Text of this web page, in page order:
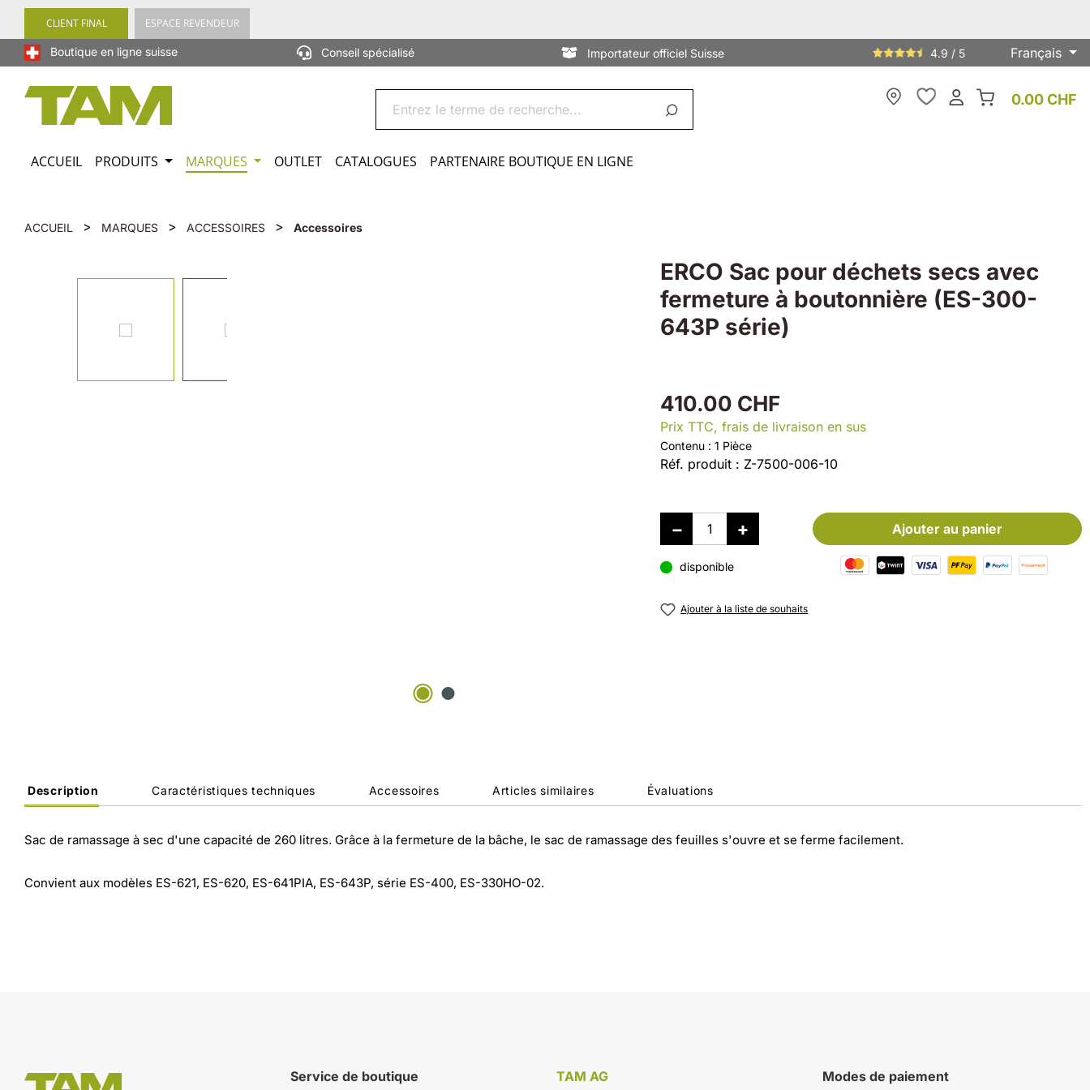
Passer à la navigation principale
CLIENT FINAL ESPACE REVENDEUR
Boutique en ligne suisse Conseil spécialisé Importateur officiel Suisse 4.9 / 5 Français
0.00 CHF
ACCUEIL PRODUITS MARQUES OUTLET CATALOGUES PARTENAIRE BOUTIQUE EN LIGNE
ACCUEIL > MARQUES > ACCESSOIRES > Accessoires
ERCO Sac pour déchets secs avec
fermeture à boutonnière (ES-300-
643P série)
410.00 CHF
Prix TTC, frais de livraison en sus
Contenu : 1 Pièce
Réf. produit : Z-7500-006-10
disponible
Ajouter au panier
Ajouter à la liste de souhaits
Description Caractéristiques techniques Accessoires Articles similaires Évaluations
Sac de ramassage à sec d'une capacité de 260 litres. Grâce à la fermeture de la bâche, le sac de ramassage des feuilles s'ouvre et se ferme facilement.
Convient aux modèles ES-621, ES-620, ES-641PIA, ES-643P, série ES-400, ES-330HO-02.
TAM AG
Service de boutique Modes de paiement